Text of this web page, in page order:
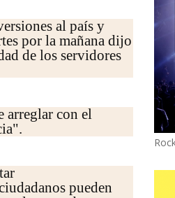
al país y
por la mañana dijo
de los servidores
arreglar con el
pueden